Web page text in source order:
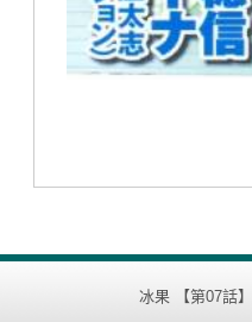
冰果 【第07話】